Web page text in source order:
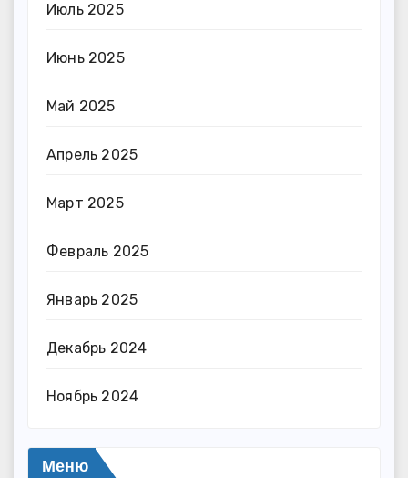
Июль 2025
Июнь 2025
Май 2025
Апрель 2025
Март 2025
Февраль 2025
Январь 2025
Декабрь 2024
Ноябрь 2024
Меню